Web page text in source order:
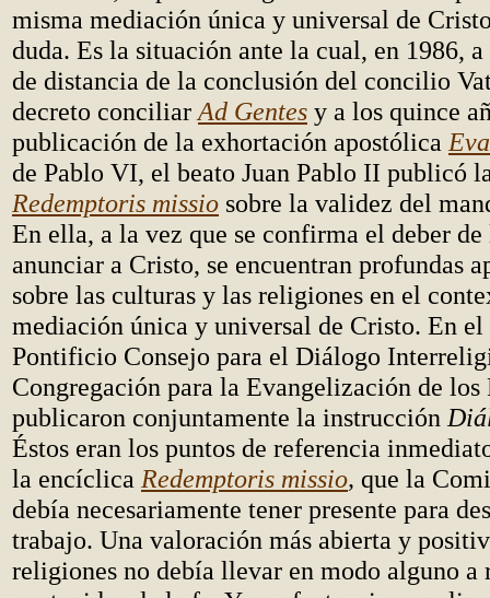
misma mediación única y universal de
duda. Es la situación ante la cual, en 1986,
de distancia de la conclusión del concilio
decreto conciliar Ad Gentes y a los quince
publicación de la exhortación apostólica
de Pablo VI, el beato Juan Pablo II publicó
Redemptoris missio sobre la validez del
En ella, a la vez que se confirma el deber
anunciar a Cristo, se encuentran profundas
sobre las culturas y las religiones en el
mediación única y universal de Cristo. En el
Pontificio Consejo para el Diálogo
Congregación para la Evangelización de los
publicaron conjuntamente la instrucción
Éstos eran los puntos de referencia
la encíclica Redemptoris missio, que la
debía necesariamente tener presente para
trabajo. Una valoración más abierta y
religiones no debía llevar en modo alguno